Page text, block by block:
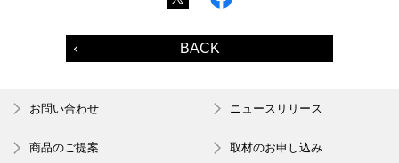
BACK
お問い合わせ ニュースリリース
商品のご提案 取材のお申し込み